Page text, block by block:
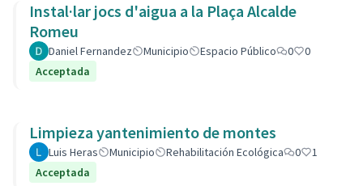
Instal·lar jocs d'aigua a la Plaça Alcalde
Romeu
Daniel Fernandez Municipio Espacio Público 0
0
Acceptada
Limpieza yantenimiento de montes
Luis Heras Municipio Rehabilitación Ecológica 0
1
Acceptada